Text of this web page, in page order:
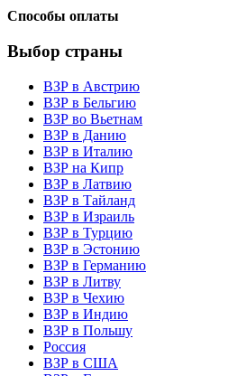
Способы оплаты
Выбор страны
ВЗР в Австрию
ВЗР в Бельгию
ВЗР во Вьетнам
ВЗР в Данию
ВЗР в Италию
ВЗР на Кипр
ВЗР в Латвию
ВЗР в Тайланд
ВЗР в Израиль
ВЗР в Турцию
ВЗР в Эстонию
ВЗР в Германию
ВЗР в Литву
ВЗР в Чехию
ВЗР в Индию
ВЗР в Польшу
Россия
ВЗР в США